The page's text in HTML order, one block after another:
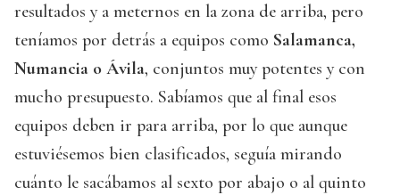
resultados y a meternos en la zona de arriba, pero
teníamos por detrás a equipos como Salamanca,
Numancia o Ávila, conjuntos muy potentes y con
mucho presupuesto. Sabíamos que al final esos
equipos deben ir para arriba, por lo que aunque
estuviésemos bien clasificados, seguía mirando
cuánto le sacábamos al sexto por abajo o al quinto